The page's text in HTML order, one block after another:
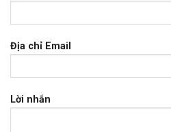
Địa chỉ Email
Lời nhắn